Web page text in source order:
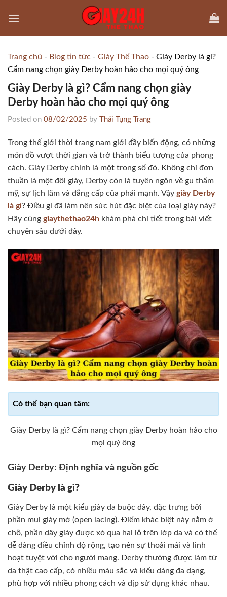
Trang chủ - Blog tin tức - Giày Thể Thao - Giày Derby là gì?
Cẩm nang chọn giày Derby hoàn hảo cho mọi quý ông
Giày Derby là gì? Cẩm nang chọn giày
Derby hoàn hảo cho mọi quý ông
Posted on 08/02/2025 by Thái Tụng Trang
Trong thế giới thời trang nam giới đầy biến động, có những
món đồ vượt thời gian và trở thành biểu tượng của phong
cách. Giày Derby chính là một trong số đó. Không chỉ đơn
thuần là một đôi giày, Derby còn là tuyên ngôn về gu thẩm
mỹ, sự lịch lãm và đẳng cấp của phái mạnh. Vậy giày Derby
là gì? Điều gì đã làm nên sức hút đặc biệt của loại giày này?
Hãy cùng giaythethao24h khám phá chi tiết trong bài viết
chuyên sâu dưới đây.
Giày Derby là gì? Cẩm nang chọn giày Derby hoàn hảo cho
mọi quý ông
Giày Derby: Định nghĩa và nguồn gốc
Giày Derby là gì?
Giày Derby là một kiểu giày da buộc dây, đặc trưng bởi
phần mui giày mở (open lacing). Điểm khác biệt này nằm ở
chỗ, phần dây giày được xỏ qua hai lỗ trên lớp da và có thể
dễ dàng điều chỉnh độ rộng, tạo nên sự thoải mái và linh
hoạt tuyệt vời cho người mang. Derby thường được làm từ
da thật cao cấp, có nhiều màu sắc và kiểu dáng đa dạng,
phù hợp với nhiều phong cách và dịp sử dụng khác nhau.